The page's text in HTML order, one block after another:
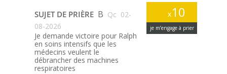
x10
je m’engage à prier
SUJET DE PRIÈRE B Qc 02-
08-2026
Je demande victoire pour Ralph
en soins intensifs que les
médecins veulent le
débrancher des machines
respiratoires